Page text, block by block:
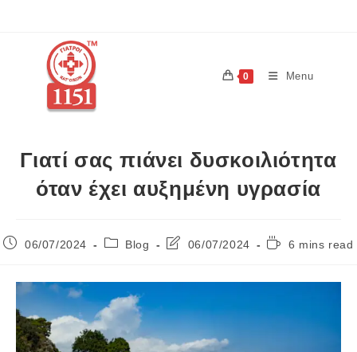
0 Menu
Γιατί σας πιάνει δυσκοιλιότητα
όταν έχει αυξημένη υγρασία
06/07/2024 Blog 06/07/2024 6 mins read